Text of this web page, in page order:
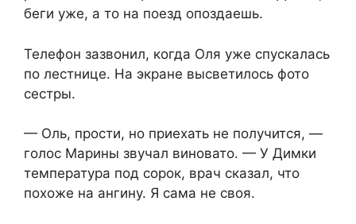
беги уже, а то на поезд опоздаешь.
Телефон зазвонил, когда Оля уже спускалась
по лестнице. На экране высветилось фото
сестры.
— Оль, прости, но приехать не получится, —
голос Марины звучал виновато. — У Димки
температура под сорок, врач сказал, что
похоже на ангину. Я сама не своя.